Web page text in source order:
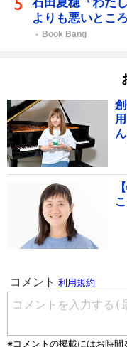
よりも悪いとこ
Book Bang